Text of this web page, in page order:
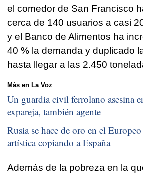
el comedor de San Francisco
cerca de 140 usuarios a casi
y el Banco de Alimentos ha
40 % la demanda y duplicado
hasta llegar a las 2.450
Más en La Voz
Un guardia civil ferrolano asesina
expareja, también agente
Rusia se hace de oro en el
artística copiando a España
Además de la pobreza en la